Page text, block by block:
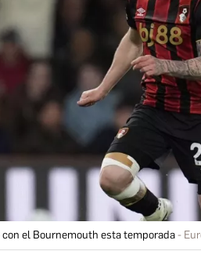
el Bournemouth esta temporada